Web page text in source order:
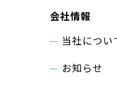
会社情報
当社につい
お知らせ